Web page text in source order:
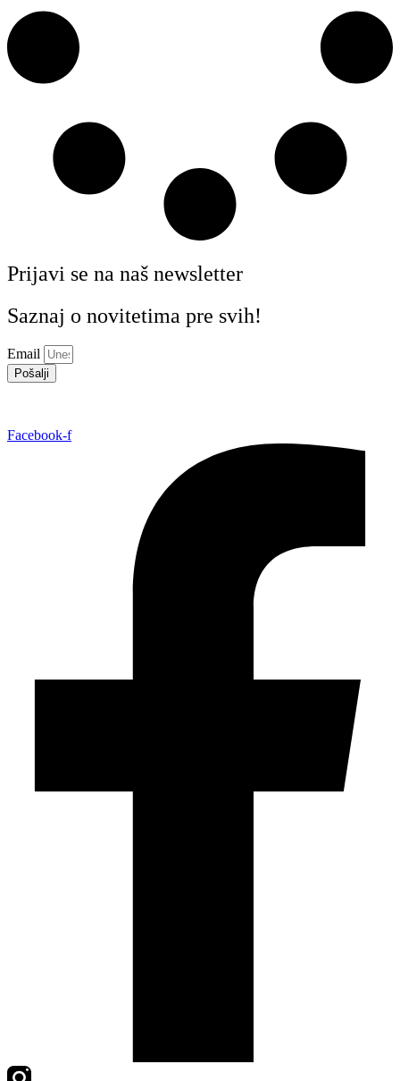
Prijavi se na naš newsletter
Saznaj o novitetima pre svih!
Email
Pošalji
Facebook-f